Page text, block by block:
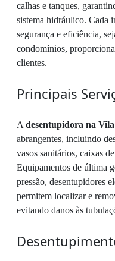
calhas e tanques,
sistema hidráulico. Cada
segurança e eficiência,
condomínios,
clientes.
Principais
A desentupidora na
abrangentes, incluindo
vasos sanitários, caixas
Equipamentos de última
pressão, desentupidores
permitem localizar e
evitando danos às